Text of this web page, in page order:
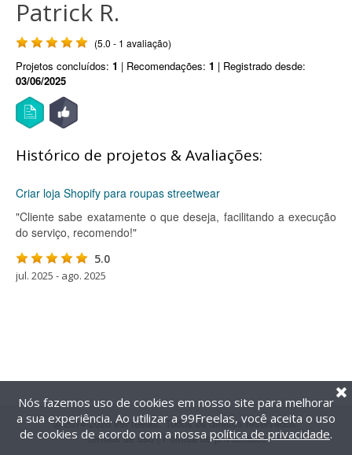
Patrick R.
(5.0 - 1 avaliação)
Projetos concluídos: 1 | Recomendações: 1 | Registrado desde:
03/06/2025
Histórico de projetos & Avaliações:
Criar loja Shopify para roupas streetwear
"Cliente sabe exatamente o que deseja, facilitando a execução
do serviço, recomendo!"
5.0
jul. 2025 - ago. 2025
@2014-2026 99Freelas. Todos os direitos reservados.
Termos de uso| Política de privacidade
Nós fazemos uso de cookies em nosso site para melhorar
a sua experiência. Ao utilizar a 99Freelas, você aceita o uso
de cookies de acordo com a nossa política de privacidade.